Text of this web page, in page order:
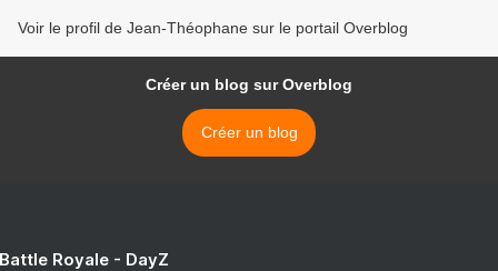
Voir le profil de Jean-Théophane sur le portail Overblog
Créer un blog sur Overblog
Créer un blog
Royale - DayZ